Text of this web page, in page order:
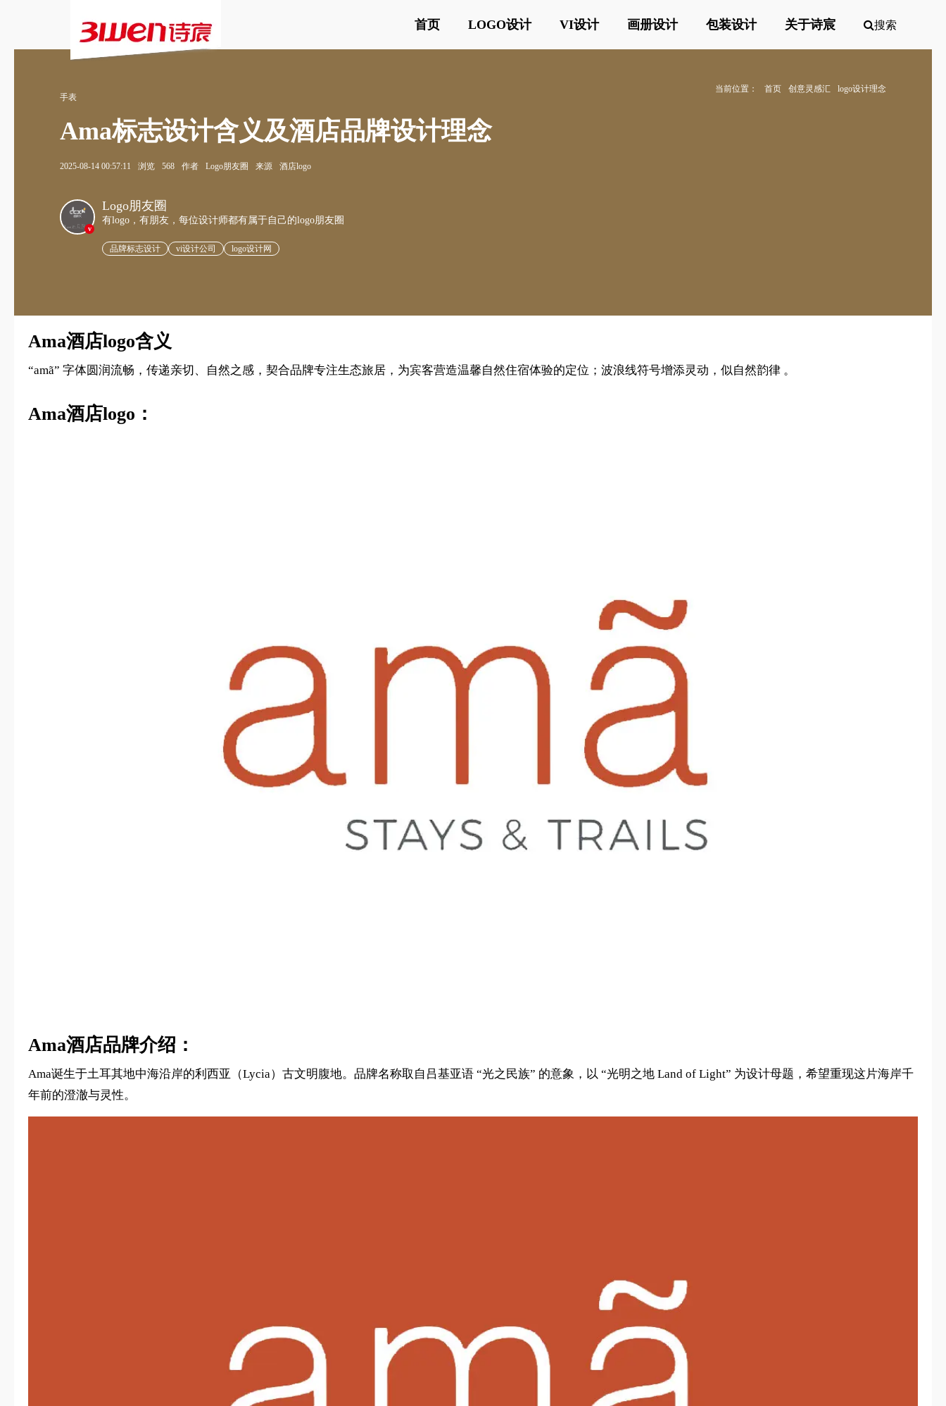
首页 LOGO设计 VI设计 画册设计 包装设计 关于诗宸 搜索
当前位置： 首页 创意灵感汇
logo设计理念
手表
Ama标志设计含义及酒店品牌设计理念
2025-08-14 00:57:11 浏览 568 作者 Logo朋友圈 来源 酒店logo
v
Logo朋友圈
有logo，有朋友，每位设计师都有属于自己的logo朋友圈
品牌标志设计 vi设计公司 logo设计网
Ama酒店logo含义
“amã” 字体圆润流畅，传递亲切、自然之感，契合品牌专注生态旅居，为宾客营造温馨自然住宿体验的定位；波浪线符号增添灵动，似自然韵律 。
Ama酒店logo：
Ama酒店品牌介绍：
Ama诞生于土耳其地中海沿岸的利西亚（Lycia）古文明腹地。品牌名称取自吕基亚语 “光之民族” 的意象，以 “光明之地 Land of Light” 为设计母题，希望重现这片海岸千
年前的澄澈与灵性。